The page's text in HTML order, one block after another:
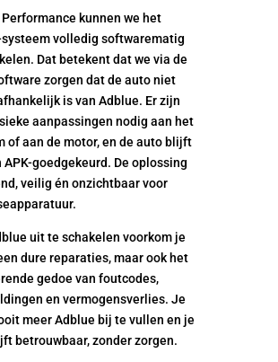
Performance kunnen we het
volledig softwarematig
Dat betekent dat we via de
zorgen dat de auto niet
is van Adblue. Er zijn
aanpassingen nodig aan het
of aan de motor, en de auto blijft
APK-goedgekeurd. De oplossing
veilig én onzichtbaar voor
uit te schakelen voorkom je
dure reparaties, maar ook het
gedoe van foutcodes,
en vermogensverlies. Je
meer Adblue bij te vullen en je
betrouwbaar, zonder zorgen.